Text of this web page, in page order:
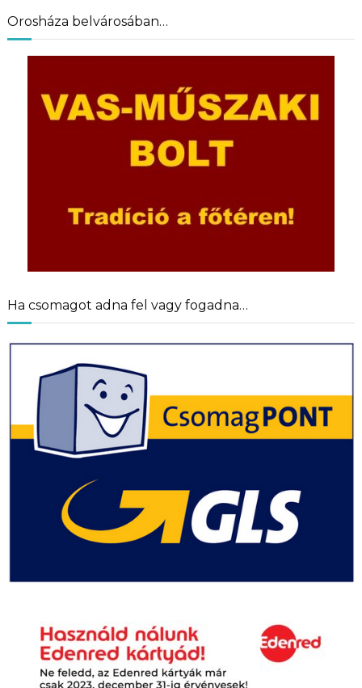
Orosháza belvárosában…
Ha csomagot adna fel vagy fogadna…